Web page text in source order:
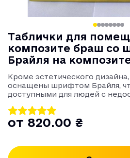
Таблички для
композите браш со
Брайля на
Кроме эстетического
оснащены шрифтом Брайля,
доступными для людей с
от 820.00 ₴